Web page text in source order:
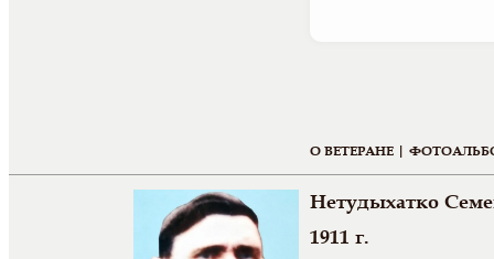
О ВЕТЕРАНЕ |
Нетудыхатко
1911 г.